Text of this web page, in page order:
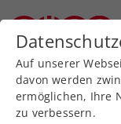
Zurück zur
ATP
Auf unserer
davon werden
ermöglichen, Ihre
zu verbessern.